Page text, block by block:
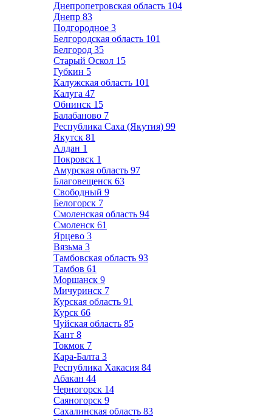
Днепропетровская область 104
Днепр 83
Подгородное 3
Белгородская область 101
Белгород 35
Старый Оскол 15
Губкин 5
Калужская область 101
Калуга 47
Обнинск 15
Балабаново 7
Республика Саха (Якутия) 99
Якутск 81
Алдан 1
Покровск 1
Амурская область 97
Благовещенск 63
Свободный 9
Белогорск 7
Смоленская область 94
Смоленск 61
Ярцево 3
Вязьма 3
Тамбовская область 93
Тамбов 61
Моршанск 9
Мичуринск 7
Курская область 91
Курск 66
Чуйская область 85
Кант 8
Токмок 7
Кара-Балта 3
Республика Хакасия 84
Абакан 44
Черногорск 14
Саяногорск 9
Сахалинская область 83